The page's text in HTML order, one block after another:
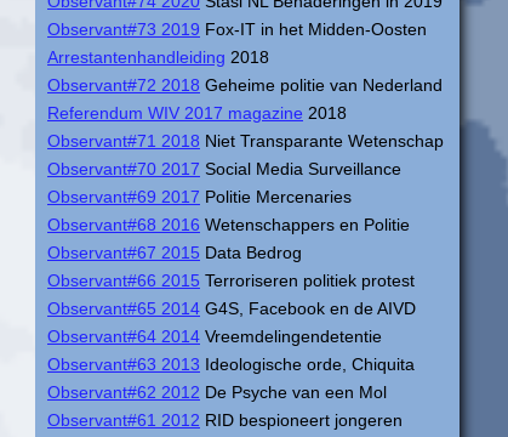
Observant#73 2019 Fox-IT in het Midden-Oosten
Arrestantenhandleiding 2018
Observant#72 2018 Geheime politie van Nederland
Referendum WIV 2017 magazine 2018
Observant#71 2018 Niet Transparante Wetenschap
Observant#70 2017 Social Media Surveillance
Observant#69 2017 Politie Mercenaries
Observant#68 2016 Wetenschappers en Politie
Observant#67 2015 Data Bedrog
Observant#66 2015 Terroriseren politiek protest
Observant#65 2014 G4S, Facebook en de AIVD
Observant#64 2014 Vreemdelingendetentie
Observant#63 2013 Ideologische orde, Chiquita
Observant#62 2012 De Psyche van een Mol
Observant#61 2012 RID bespioneert jongeren